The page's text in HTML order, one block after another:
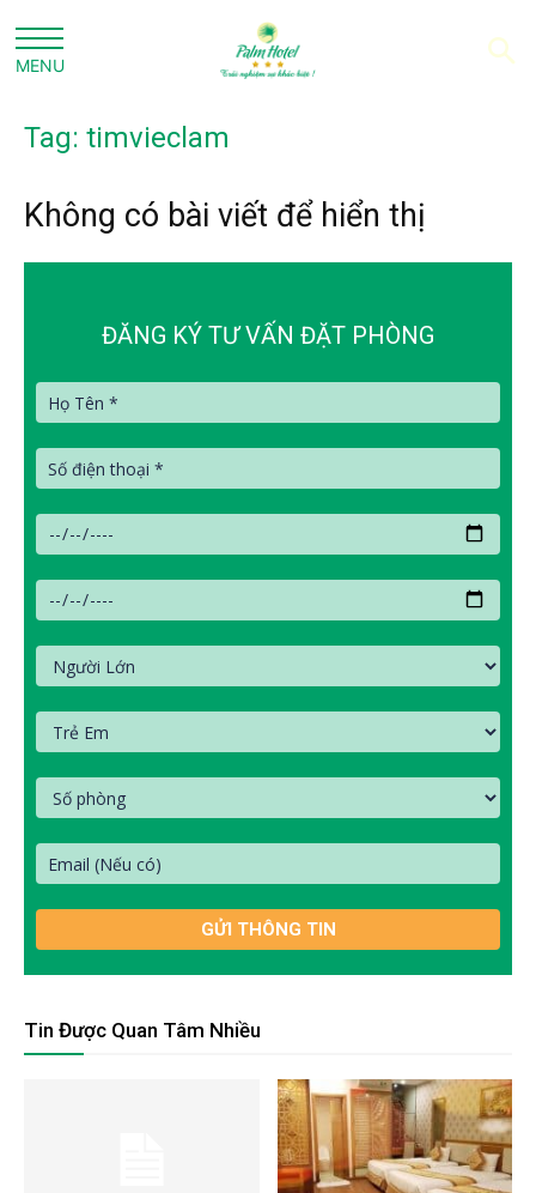
Tag: timvieclam
Không có bài viết để hiển thị
ĐĂNG KÝ TƯ VẤN ĐẶT PHÒNG
Tin Được Quan Tâm Nhiều